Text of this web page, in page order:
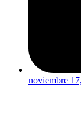
noviembre